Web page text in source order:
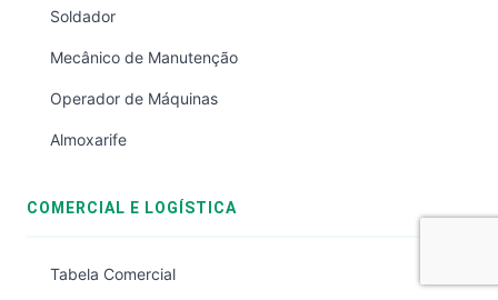
Soldador
Mecânico de Manutenção
Operador de Máquinas
Almoxarife
COMERCIAL E LOGÍSTICA
Tabela Comercial